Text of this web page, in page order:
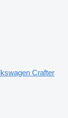
Crafter